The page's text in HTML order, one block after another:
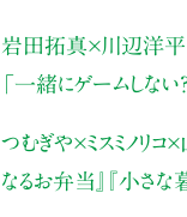
岩田拓真×川辺洋平
「一緒にゲームしない？
つむぎや×ミスミノリ
なるお弁当』
『小さな